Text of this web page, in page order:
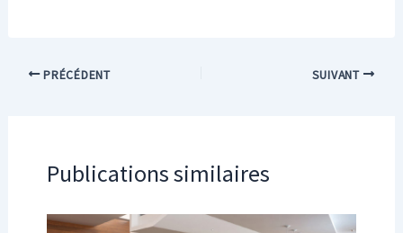
PRÉCÉDENT SUIVANT
Publications similaires